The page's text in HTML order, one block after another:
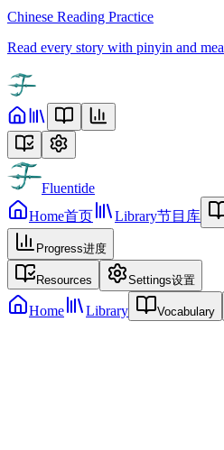
Chinese Reading Practice
Read every story with pinyin and
Fluentide
Home首页 Library节目库
Progress进度
Resources Settings设置
Home Library Vocabulary